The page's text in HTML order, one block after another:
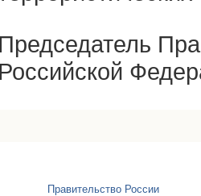
Председатель
Российской
Правительство России